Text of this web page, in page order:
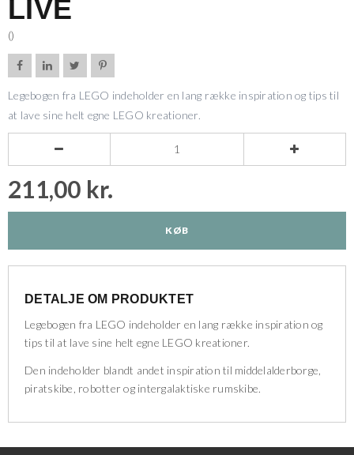
LIVE
()
   
Legebogen fra LEGO indeholder en lang række inspiration og tips til
at lave sine helt egne LEGO kreationer.
 
211,00 kr.
KØB
DETALJE OM PRODUKTET
Legebogen fra LEGO indeholder en lang række inspiration og
tips til at lave sine helt egne LEGO kreationer.
Den indeholder blandt andet inspiration til middelalderborge,
piratskibe, robotter og intergalaktiske rumskibe.